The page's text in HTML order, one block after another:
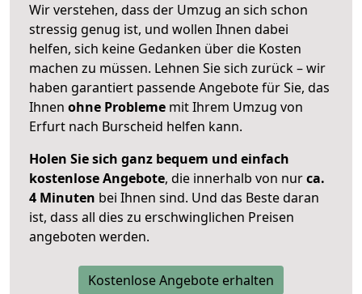
Wir verstehen, dass der Umzug an sich schon
stressig genug ist, und wollen Ihnen dabei
helfen, sich keine Gedanken über die Kosten
machen zu müssen. Lehnen Sie sich zurück – wir
haben garantiert passende Angebote für Sie, das
Ihnen ohne Probleme mit Ihrem Umzug von
Erfurt nach Burscheid helfen kann.
Holen Sie sich ganz bequem und einfach
kostenlose Angebote, die innerhalb von nurca.
4 Minuten bei Ihnen sind. Und das Beste daran
ist, dass all dies zu erschwinglichen Preisen
angeboten werden.
Kostenlose Angebote erhalten